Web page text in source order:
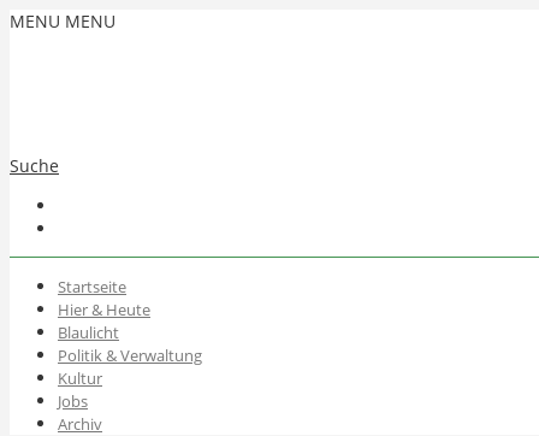
MENU MENU
Suche
Startseite
Hier & Heute
Blaulicht
Politik & Verwaltung
Kultur
Jobs
Archiv